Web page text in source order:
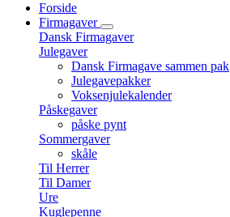
Forside
Firmagaver
Dansk Firmagaver
Julegaver
Dansk Firmagave sammen pak
Julegavepakker
Voksenjulekalender
Påskegaver
påske pynt
Sommergaver
skåle
Til Herrer
Til Damer
Ure
Kuglepenne